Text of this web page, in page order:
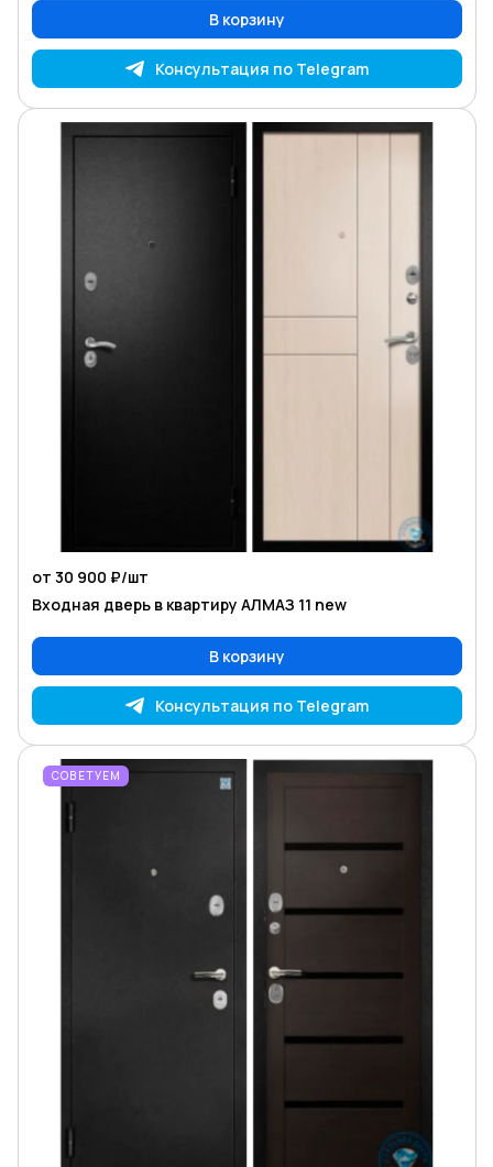
В корзину
Консультация по Telegram
от 30 900 ₽/шт
Входная дверь в квартиру АЛМАЗ 11 new
В корзину
Консультация по Telegram
СОВЕТУЕМ